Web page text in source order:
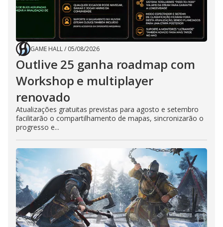
GAME HALL/ 05/08/2026
Outlive 25 ganha roadmap com
Workshop e multiplayer
renovado
Atualizações gratuitas previstas para agosto e setembro
facilitarão o compartilhamento de mapas, sincronizarão o
progresso e...